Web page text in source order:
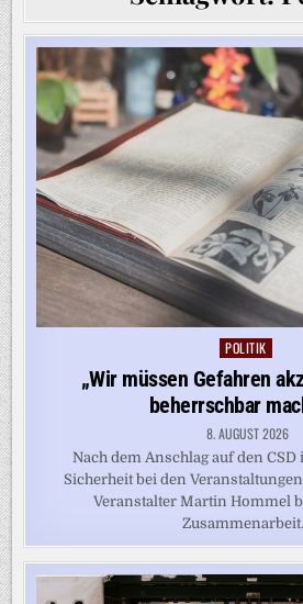
Posted
in
POLITIK
„Wir müssen Gefahren
beherrschbar
8. AUGUST 2026
Nach dem Anschlag auf den
Sicherheit bei den
Veranstalter Martin Hommel